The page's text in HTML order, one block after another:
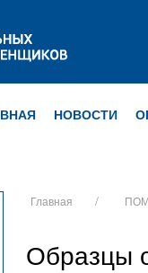
НОВОСТИ
Главная
Образцы